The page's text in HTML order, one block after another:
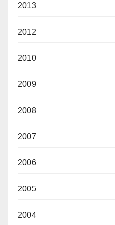
2013
2012
2010
2009
2008
2007
2006
2005
2004